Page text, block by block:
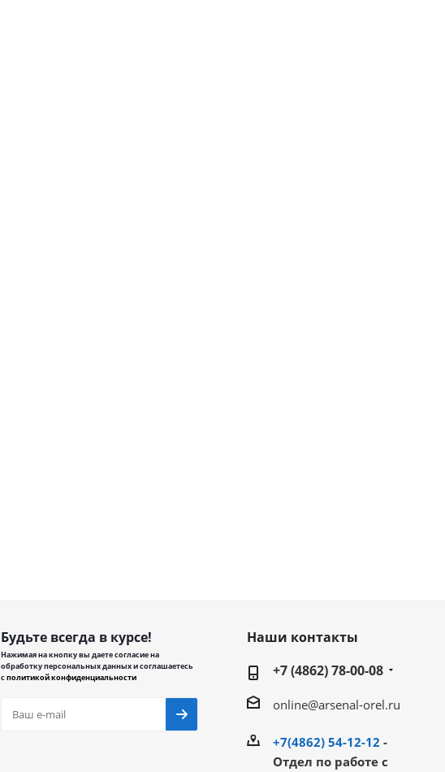
Будьте всегда в курсе!
Нажимая на кнопку вы даете согласие на
обработку персональных данных и соглашаетесь
сполитикой конфиденциальности
Наши контакты
+7 (4862) 78-00-08
online@arsenal-orel.ru
+7(4862) 54-12-12 -
Отдел по работе с